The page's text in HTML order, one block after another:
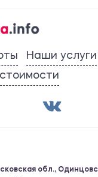
Наши услуги
обл.,